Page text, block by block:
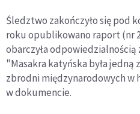
Śledztwo zakończyło się pod
roku opublikowano raport (nr
obarczyła odpowiedzialnością
"Masakra katyńska była
zbrodni międzynarodowych
w dokumencie.